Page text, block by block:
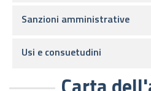
Sanzioni amministrative
Usi e consuetudini